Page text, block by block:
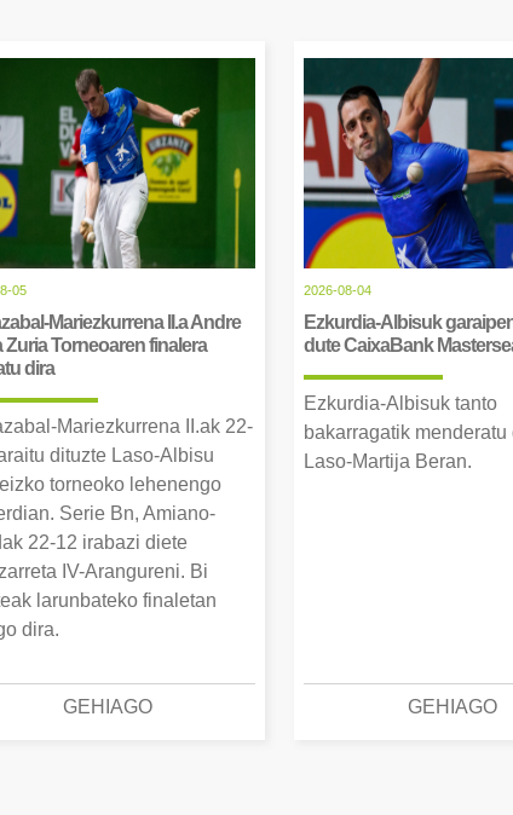
05
Mariezkurrena II.a Andre
Zuria Torneoaren finalera
dira
Mariezkurrena II.ak 22-
dituzte Laso-Albisu
torneoko lehenengo
Serie Bn, Amiano-
22-12 irabazi diete
IV-Arangureni. Bi
larunbateko finaletan
dira.
GEHIAGO
2026-08-04
Ezkurdia-Albisuk
dute CaixaBank
Ezkurdia-Albisuk tanto
bakarragatik menderatu
Laso-Martija Beran.
GEHIAGO